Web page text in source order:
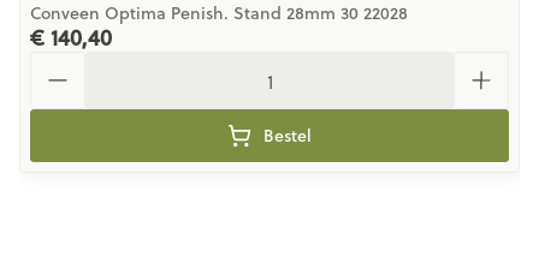
Conveen Optima Penish. Stand 28mm 30 22028
€ 140,40
Bestel